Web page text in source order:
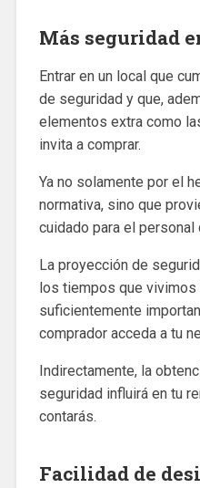
Más seguridad
Entrar en un local que
de seguridad y que,
elementos extra como
invita a comprar.
Ya no solamente por el
normativa, sino que
cuidado para el personal
La proyección de
los tiempos que vivimos
suficientemente
comprador acceda a tu
Indirectamente, la
seguridad influirá en tu
contarás.
Facilidad de